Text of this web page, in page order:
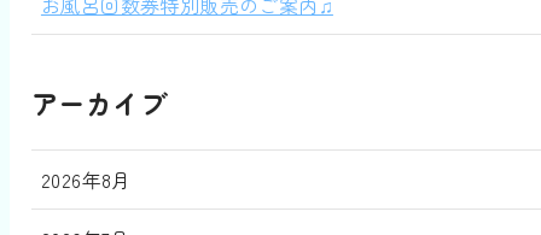
アーカイブ
2026年8月